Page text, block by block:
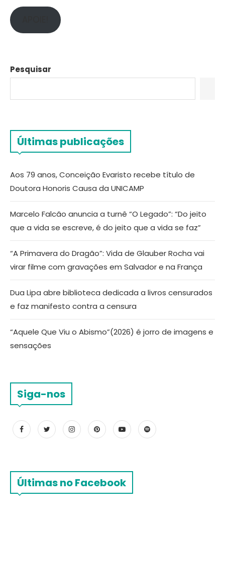
Pesquisar
Últimas publicações
Aos 79 anos, Conceição Evaristo recebe título de
Doutora Honoris Causa da UNICAMP
Marcelo Falcão anuncia a turnê “O Legado”: “Do jeito
que a vida se escreve, é do jeito que a vida se faz”
“A Primavera do Dragão”: Vida de Glauber Rocha vai
virar filme com gravações em Salvador e na França
Dua Lipa abre biblioteca dedicada a livros censurados
e faz manifesto contra a censura
“Aquele Que Viu o Abismo”(2026) é jorro de imagens e
sensações
Siga-nos
Últimas no Facebook